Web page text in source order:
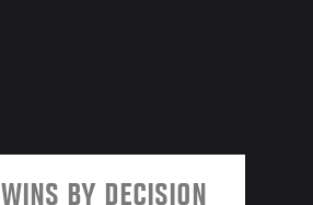
WINS BY DECISION